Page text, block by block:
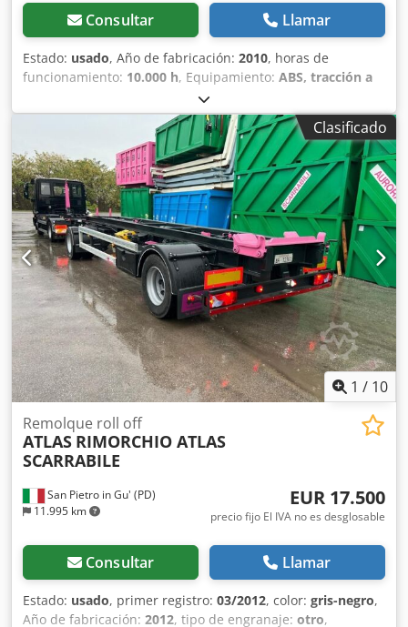
Consultar Llamar
Estado: usado, Año de fabricación: 2010, horas de
funcionamiento: 10.000 h, Equipamiento: ABS, tracción a
, * Atlas 1404 ZW, excavadora para
trabajos en dos direcciones * Año de fabricación: 2010 *
Horas de funcionamiento: 10.000 h * Placas hidráulicas
Credpfszf T Uvjx Aftsf * Cámara de visión trasera * Más
imágenes y vídeos disponibles a través de WhatsApp *
Salvo error y omisión; sujeto a venta previa.
Clasificado
1 / 10
San Pietro in Gu' (PD)
11.995 km
Remolque roll off
ATLAS RIMORCHIO ATLAS
SCARRABILE
EUR 17.500
precio fijo El IVA no es desglosable
Consultar Llamar
Estado: usado, primer registro: 03/2012, color: gris-negro,
Año de fabricación: 2012, tipo de engranaje: otro,